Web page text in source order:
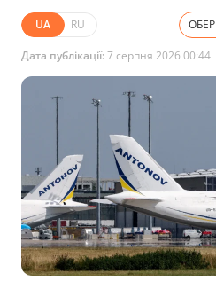
UA RU
Дата публікації:7 серпня 2026 00:44